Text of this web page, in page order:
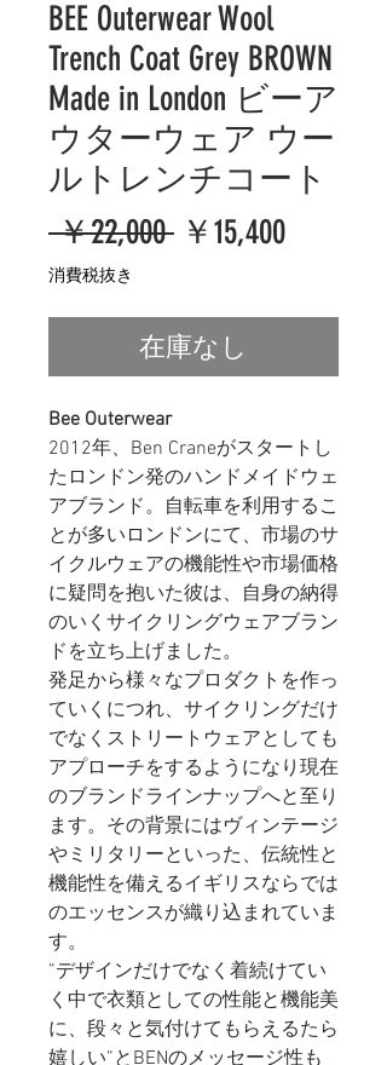
BEE Outerwear Wool
Trench Coat Grey BROWN
Made in London ビーア
ウターウェア ウー
ルトレンチコート
￥22,000 通
価
格
￥15,400セ
ル
価
消費税抜き
在庫なし
Bee Outerwear
2012年、Ben Craneがスタートし
たロンドン発のハンドメイドウェ
アブランド。自転車を利用するこ
とが多いロンドンにて、市場のサ
イクルウェアの機能性や市場価格
に疑問を抱いた彼は、自身の納得
のいくサイクリングウェアブラン
ドを立ち上げました。
発足から様々なプロダクトを作っ
ていくにつれ、サイクリングだけ
でなくストリートウェアとしても
アプローチをするようになり現在
のブランドラインナップへと至り
ます。その背景にはヴィンテージ
やミリタリーといった、伝統性と
機能性を備えるイギリスならでは
のエッセンスが織り込まれていま
す。
”デザインだけでなく着続けてい
く中で衣類としての性能と機能美
に、段々と気付けてもらえるたら
嬉しい”とBENのメッセージ性も